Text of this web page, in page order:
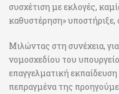
συσχέτιση με εκλογές,
καθυστέρηση» υποστήριξε,
Μιλώντας στη συνέχεια,
νομοσχεδίου του
επαγγελματική
πεπραγμένα της